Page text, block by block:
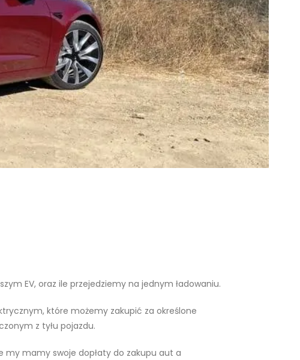
EV, oraz ile przejedziemy na jednym ładowaniu.
które możemy zakupić za określone
z tyłu pojazdu.
my mamy swoje dopłaty do zakupu aut a